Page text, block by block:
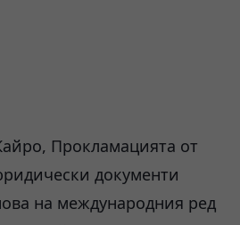
Прокламацията от
документи
на международния ред